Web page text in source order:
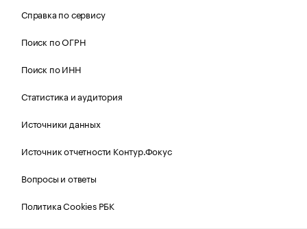
Справка по сервису
Поиск по ОГРН
Поиск по ИНН
Статистика и аудитория
Источники данных
Источник отчетности Контур.Фокус
Вопросы и ответы
Политика Cookies РБК